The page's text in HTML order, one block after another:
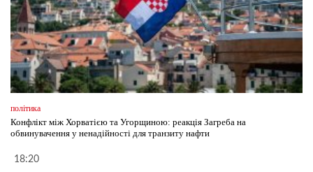
політика
Конфлікт між Хорватією та Угорщиною: реакція Загреба на
обвинувачення у ненадійності для транзиту нафти
18:20